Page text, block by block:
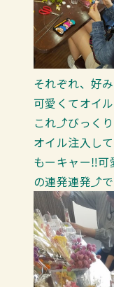
それぞれ、好
可愛くてオイ
これ⤴びっくり
オイル注入し
もーキャー‼
の連発連発⤴